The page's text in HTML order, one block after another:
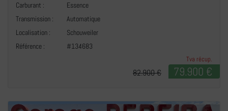
Carburant :
Essence
Transmission :
Automatique
Localisation :
Schouweiler
Référence :
#134683
Tva récup.
79.900 €
82.900 €